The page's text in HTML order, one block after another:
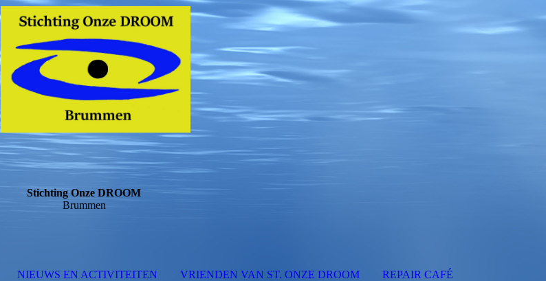
Stichting Onze DROOM
Brummen
NIEUWS EN ACTIVITEITEN VRIENDEN VAN ST. ONZE DROOM REPAIR CAFÉ